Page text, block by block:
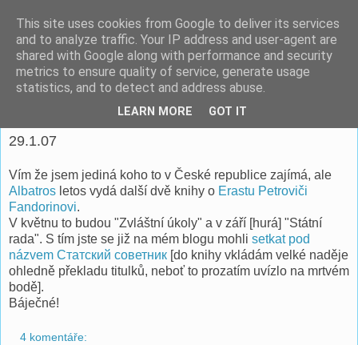
espoo
Pomáhat lidem je o to víc potěšující, když je to ve vlastním
zájmu. -- Richard Fish
29.1.07
Vím že jsem jediná koho to v České republice zajímá, ale
Albatros letos vydá další dvě knihy o Erastu Petroviči
Fandorinovi.
V květnu to budou "Zvláštní úkoly" a v září [hurá] "Státní
rada". S tím jste se již na mém blogu mohli setkat pod
názvem Статский советник [do knihy vkládám velké naděje
ohledně překladu titulků, neboť to prozatím uvízlo na mrtvém
bodě].
Báječné!
4 komentáře:
This site uses cookies from Google to deliver its services
and to analyze traffic. Your IP address and user-agent are
shared with Google along with performance and security
metrics to ensure quality of service, generate usage
statistics, and to detect and address abuse.
LEARN MORE GOT IT